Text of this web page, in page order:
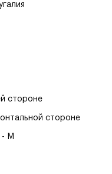
стороне
стороне
M